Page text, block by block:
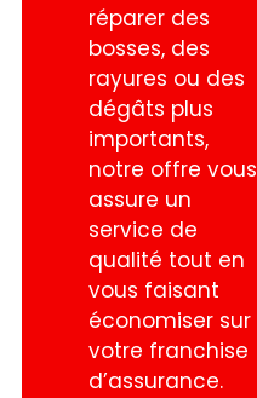
réparer des
bosses, des
rayures ou des
dégâts plus
importants,
notre offre vous
assure un
service de
qualité tout en
vous faisant
économiser sur
votre franchise
d’assurance.